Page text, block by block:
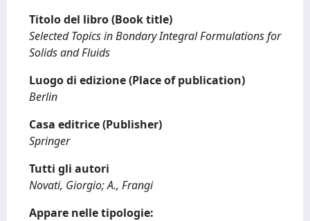
Titolo del libro (Book title)
Selected Topics in Bondary Integral Formulations for
Solids and Fluids
Luogo di edizione (Place of publication)
Berlin
Casa editrice (Publisher)
Springer
Tutti gli autori
Novati, Giorgio; A., Frangi
Appare nelle tipologie: